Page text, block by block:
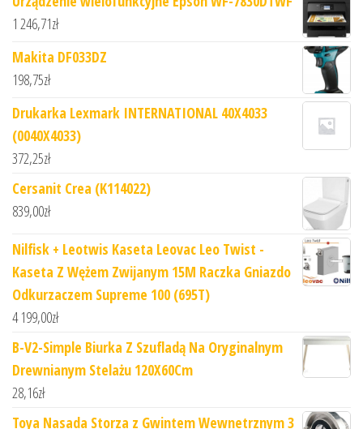
1 246,71zł
Makita DF033DZ
198,75zł
Drukarka Lexmark INTERNATIONAL 40X4033
(0040X4033)
372,25zł
Cersanit Crea (K114022)
839,00zł
Nilfisk + Leotwis Kaseta Leovac Leo Twist -
Kaseta Z Wężem Zwijanym 15M Raczka Gniazdo
Odkurzaczem Supreme 100 (695T)
4 199,00zł
B-V2-Simple Biurka Z Szufladą Na Oryginalnym
Drewnianym Stelażu 120X60Cm
28,16zł
Toya Nasada Storza z Gwintem Wewnetrznym 3